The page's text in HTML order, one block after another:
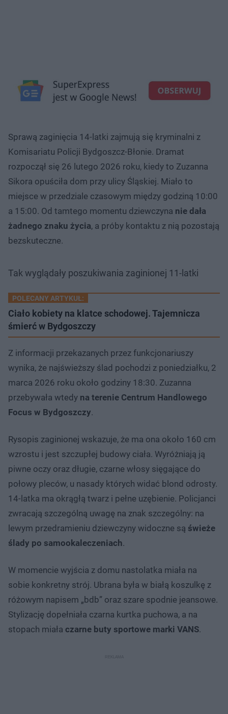
Sprawą zaginięcia 14-latki zajmują się kryminalni z
Komisariatu Policji Bydgoszcz-Błonie. Dramat
rozpoczął się 26 lutego 2026 roku, kiedy to Zuzanna
Sikora opuściła dom przy ulicy Śląskiej. Miało to
miejsce w przedziale czasowym między godziną 10:00
a 15:00. Od tamtego momentu dziewczyna nie dała
żadnego znaku życia, a próby kontaktu z nią pozostają
bezskuteczne.
Tak wyglądały poszukiwania zaginionej 11-latki
POLECANY ARTYKUŁ:
Ciało kobiety na klatce schodowej. Tajemnicza
śmierć w Bydgoszczy
Z informacji przekazanych przez funkcjonariuszy
wynika, że najświeższy ślad pochodzi z poniedziałku, 2
marca 2026 roku około godziny 18:30. Zuzanna
przebywała wtedy na terenie Centrum Handlowego
Focus w Bydgoszczy.
Rysopis zaginionej wskazuje, że ma ona około 160 cm
wzrostu i jest szczupłej budowy ciała. Wyróżniają ją
piwne oczy oraz długie, czarne włosy sięgające do
połowy pleców, u nasady których widać blond odrosty.
14-latka ma okrągłą twarz i pełne uzębienie. Policjanci
zwracają szczególną uwagę na znak szczególny: na
lewym przedramieniu dziewczyny widoczne są świeże
ślady po samookaleczeniach.
W momencie wyjścia z domu nastolatka miała na
sobie konkretny strój. Ubrana była w białą koszulkę z
różowym napisem „bdb” oraz szare spodnie jeansowe.
Stylizację dopełniała czarna kurtka puchowa, a na
stopach miała czarne buty sportowe marki VANS.